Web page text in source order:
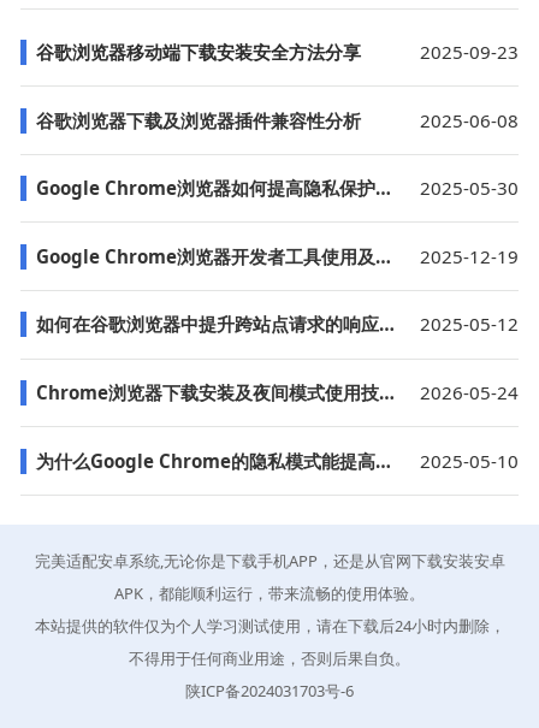
谷歌浏览器移动端下载安装安全方法分享 2025-09-23
谷歌浏览器下载及浏览器插件兼容性分析 2025-06-08
Google Chrome浏览器如何提高隐私保护设置的效率 2025-05-30
Google Chrome浏览器开发者工具使用及技巧分享 2025-12-19
如何在谷歌浏览器中提升跨站点请求的响应速度 2025-05-12
Chrome浏览器下载安装及夜间模式使用技巧教程 2026-05-24
为什么Google Chrome的隐私模式能提高网页加载效率 2025-05-10
完美适配安卓系统,无论你是下载手机APP，还是从官网下载安装安卓
APK，都能顺利运行，带来流畅的使用体验。
本站提供的软件仅为个人学习测试使用，请在下载后24小时内删除，
不得用于任何商业用途，否则后果自负。
陕ICP备2024031703号-6